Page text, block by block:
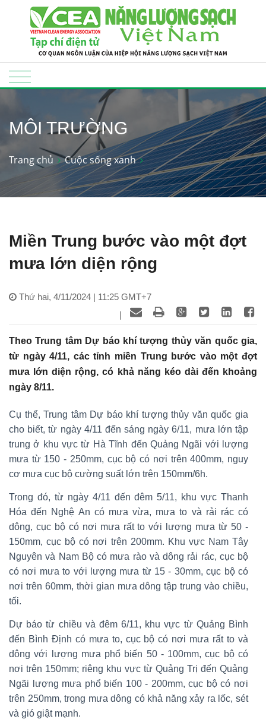
MÔI TRƯỜNG
Trang chủ Cuộc sống xanh
Miền Trung bước vào một đợt
mưa lớn diện rộng
Thứ hai, 4/11/2024 | 11:25 GMT+7
|
Theo Trung tâm Dự báo khí tượng thủy văn quốc gia,
từ ngày 4/11, các tỉnh miền Trung bước vào một đợt
mưa lớn diện rộng, có khả năng kéo dài đến khoảng
ngày 8/11.
Cụ thể, Trung tâm Dự báo khí tượng thủy văn quốc gia
cho biết, từ ngày 4/11 đến sáng ngày 6/11, mưa lớn tập
trung ở khu vực từ Hà Tĩnh đến Quảng Ngãi với lượng
mưa từ 150 - 250mm, cục bộ có nơi trên 400mm, nguy
cơ mưa cục bộ cường suất lớn trên 150mm/6h.
Trong đó, từ ngày 4/11 đến đêm 5/11, khu vực Thanh
Hóa đến Nghệ An có mưa vừa, mưa to và rải rác có
dông, cục bộ có nơi mưa rất to với lượng mưa từ 50 -
150mm, cục bộ có nơi trên 200mm. Khu vực Nam Tây
Nguyên và Nam Bộ có mưa rào và dông rải rác, cục bộ
có nơi mưa to với lượng mưa từ 15 - 30mm, cục bộ có
nơi trên 60mm, thời gian mưa dông tập trung vào chiều,
tối.
Dự báo từ chiều và đêm 6/11, khu vực từ Quảng Bình
đến Bình Định có mưa to, cục bộ có nơi mưa rất to và
dông với lượng mưa phổ biến 50 - 100mm, cục bộ có
nơi trên 150mm; riêng khu vực từ Quảng Trị đến Quảng
Ngãi lượng mưa phổ biến 100 - 200mm, cục bộ có nơi
trên 250mm, trong mưa dông có khả năng xảy ra lốc, sét
và gió giật mạnh.